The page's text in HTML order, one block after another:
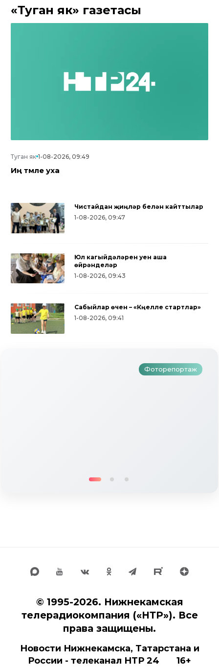
«Туган як» газетасы
Туган як 1-08-2026, 09:49
Иң тәмле уха
Чистайдан җиңүләр белән кайттылар
1-08-2026, 09:47
Юл кагыйдәләрен уен аша
өйрәнделәр
1-08-2026, 09:43
Сабыйлар өчен – «Күңелле стартлар»
1-08-2026, 09:41
Фоторепортаж
Түбән Кама районында тугызынчы
тапкыр «Авылым хуҗабикәсе»
бәйгесе узды
© 1995-2026. Нижнекамская
телерадиокомпания («НТР»). Все
права защищены.
Новости Нижнекамска, Татарстана и
России - телеканал НТР 24 16+